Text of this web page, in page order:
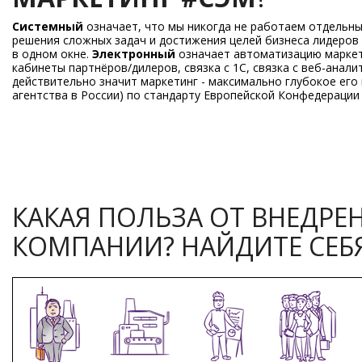
Системный означает, что мы никогда не работаем
решения сложных задач и достижения целей бизнеса
в одном окне. Электронный означает автоматизацию
кабинеты партнёров/дилеров, связка с 1С, связка с веб-
действительно значит маркетинг - максимально глубокое
агентства в России) по стандарту Европейской
КАКАЯ ПОЛЬЗА ОТ
КОМПАНИИ? НАЙДИТЕ